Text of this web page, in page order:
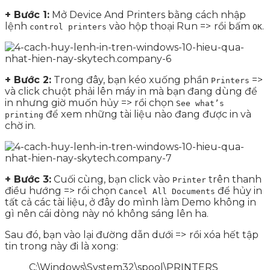
+ Bước 1: Mở Device And Printers bằng cách nhập
lệnh control printers vào hộp thoại Run => rồi bấm OK.
+ Bước 2: Trong đây, bạn kéo xuống phần Printers =>
và click chuột phải lên máy in mà bạn đang dùng để
in nhưng giờ muốn hủy => rồi chọn See what’s
printing để xem những tài liệu nào đang được in và
chờ in.
+ Bước 3: Cuối cùng, bạn click vào Printer trên thanh
điều hướng => rồi chọn Cancel All Documents để hủy in
tất cả các tài liệu, ở đây do mình làm Demo không in
gì nên cái dòng này nó không sáng lên ha.
Sau đó, bạn vào lại đường dẫn dưới => rồi xóa hết tập
tin trong này đi là xong:
C:\Windows\System32\spool\PRINTERS